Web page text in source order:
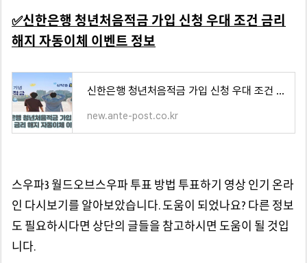
✅신한은행 청년처음적금 가입 신청 우대 조건 금리
해지 자동이체 이벤트 정보
신한은행 청년처음적금 가입 신청 우대 조건 금리 해지 자동이체 이벤트 정보
new.ante-post.co.kr
스우파3 월드오브스우파 투표 방법 투표하기 영상 인기 온라
인 다시보기를 알아보았습니다. 도움이 되었나요? 다른 정보
도 필요하시다면 상단의 글들을 참고하시면 도움이 될 것입
니다.